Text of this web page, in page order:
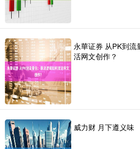
永華证券 从PK到流
活网文创作？
威力财 月下遵义味